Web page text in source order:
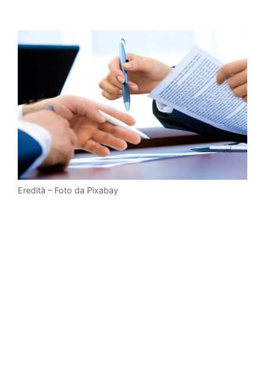
Eredità – Foto da Pixabay